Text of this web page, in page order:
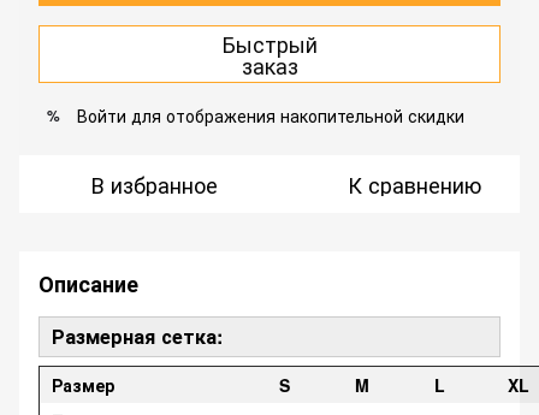
Быстрый
заказ
% Войти для отображения накопительной скидки
В избранное К сравнению
Описание
Размерная сетка:
Размер S M L
XL